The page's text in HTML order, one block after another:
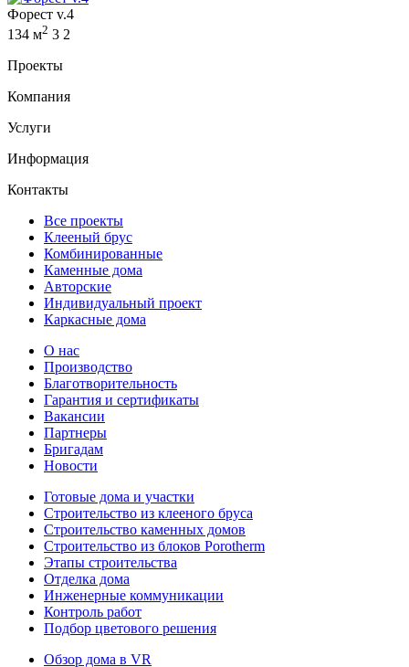
Форест v.4
134 м2 3 2
Проекты
Компания
Услуги
Информация
Контакты
Все проекты
Клееный брус
Комбинированные
Каменные дома
Авторские
Индивидуальный проект
Каркасные дома
О нас
Производство
Благотворительность
Гарантия и сертификаты
Вакансии
Партнеры
Бригадам
Новости
Готовые дома и участки
Строительство из клееного бруса
Строительство каменных домов
Строительство из блоков Porotherm
Этапы строительства
Отделка дома
Инженерные коммуникации
Контроль работ
Подбор цветового решения
Обзор дома в VR